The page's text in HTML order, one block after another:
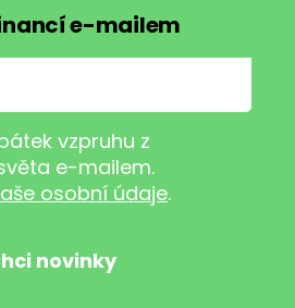
e-mailem
vzpruhu z
e-mailem.
osobní údaje.